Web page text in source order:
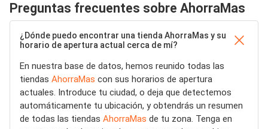
Preguntas frecuentes sobre AhorraMas
¿Dónde puedo encontrar una tienda AhorraMas y su
horario de apertura actual cerca de mí?
En nuestra base de datos, hemos reunido todas las
tiendas AhorraMas con sus horarios de apertura
actuales. Introduce tu ciudad, o deja que detectemos
automáticamente tu ubicación, y obtendrás un resumen
de todas las tiendas AhorraMas de tu zona. Tenga en